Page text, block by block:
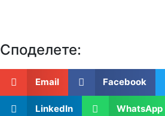
Споделeте:
Email Facebook
LinkedIn WhatsApp